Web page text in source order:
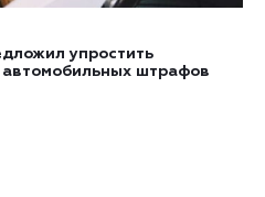
упростить
штрафов